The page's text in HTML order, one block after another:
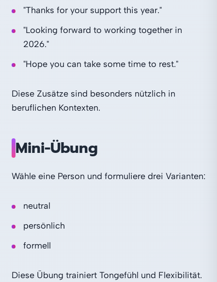
"Thanks for your support this year."
"Looking forward to working together in
2026."
"Hope you can take some time to rest."
Diese Zusätze sind besonders nützlich in
beruflichen Kontexten.
Mini-Übung
Wähle eine Person und formuliere drei Varianten:
neutral
persönlich
formell
Diese Übung trainiert Tongefühl und Flexibilität.